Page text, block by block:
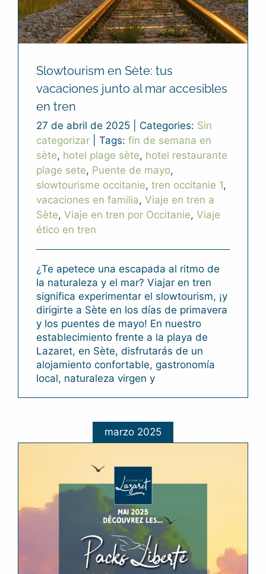
Slowtourism en Sète: tus
vacaciones junto al mar accesibles
en tren
27 de abril de 2025 Categories: Sin
categorizar
Tags: fin de semana en
sète, hotel plage sète, hotel restaurante
plage sete, Puente de mayo,
slowtourisme occitanie, tren occitanie 1,
vacaciones en familia, Viaje en tren a
Sète, Viaje en tren por Occitanie, Viaje
ético en tren
¿Te apetece una escapada al ritmo de
la naturaleza y el mar? Viajar en tren
significa experimentar el slowtourism, ¡y
dirigirte a Sète en los días de primavera
y los puentes de mayo! En nuestro
establecimiento frente a la playa de
Lazaret, en Sète, disfrutarás de un
alojamiento confortable, gastronomía
local, naturaleza virgen y
marzo 2025